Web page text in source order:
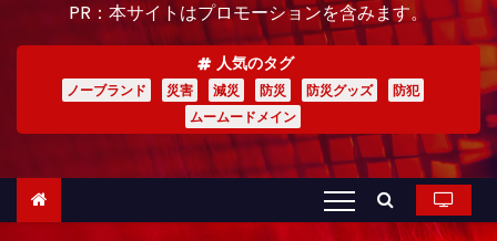
PR：本サイトはプロモーションを含みます。
人気のタグ
ノーブランド 災害 減災 防災 防災グッズ
防犯
ムームードメイン